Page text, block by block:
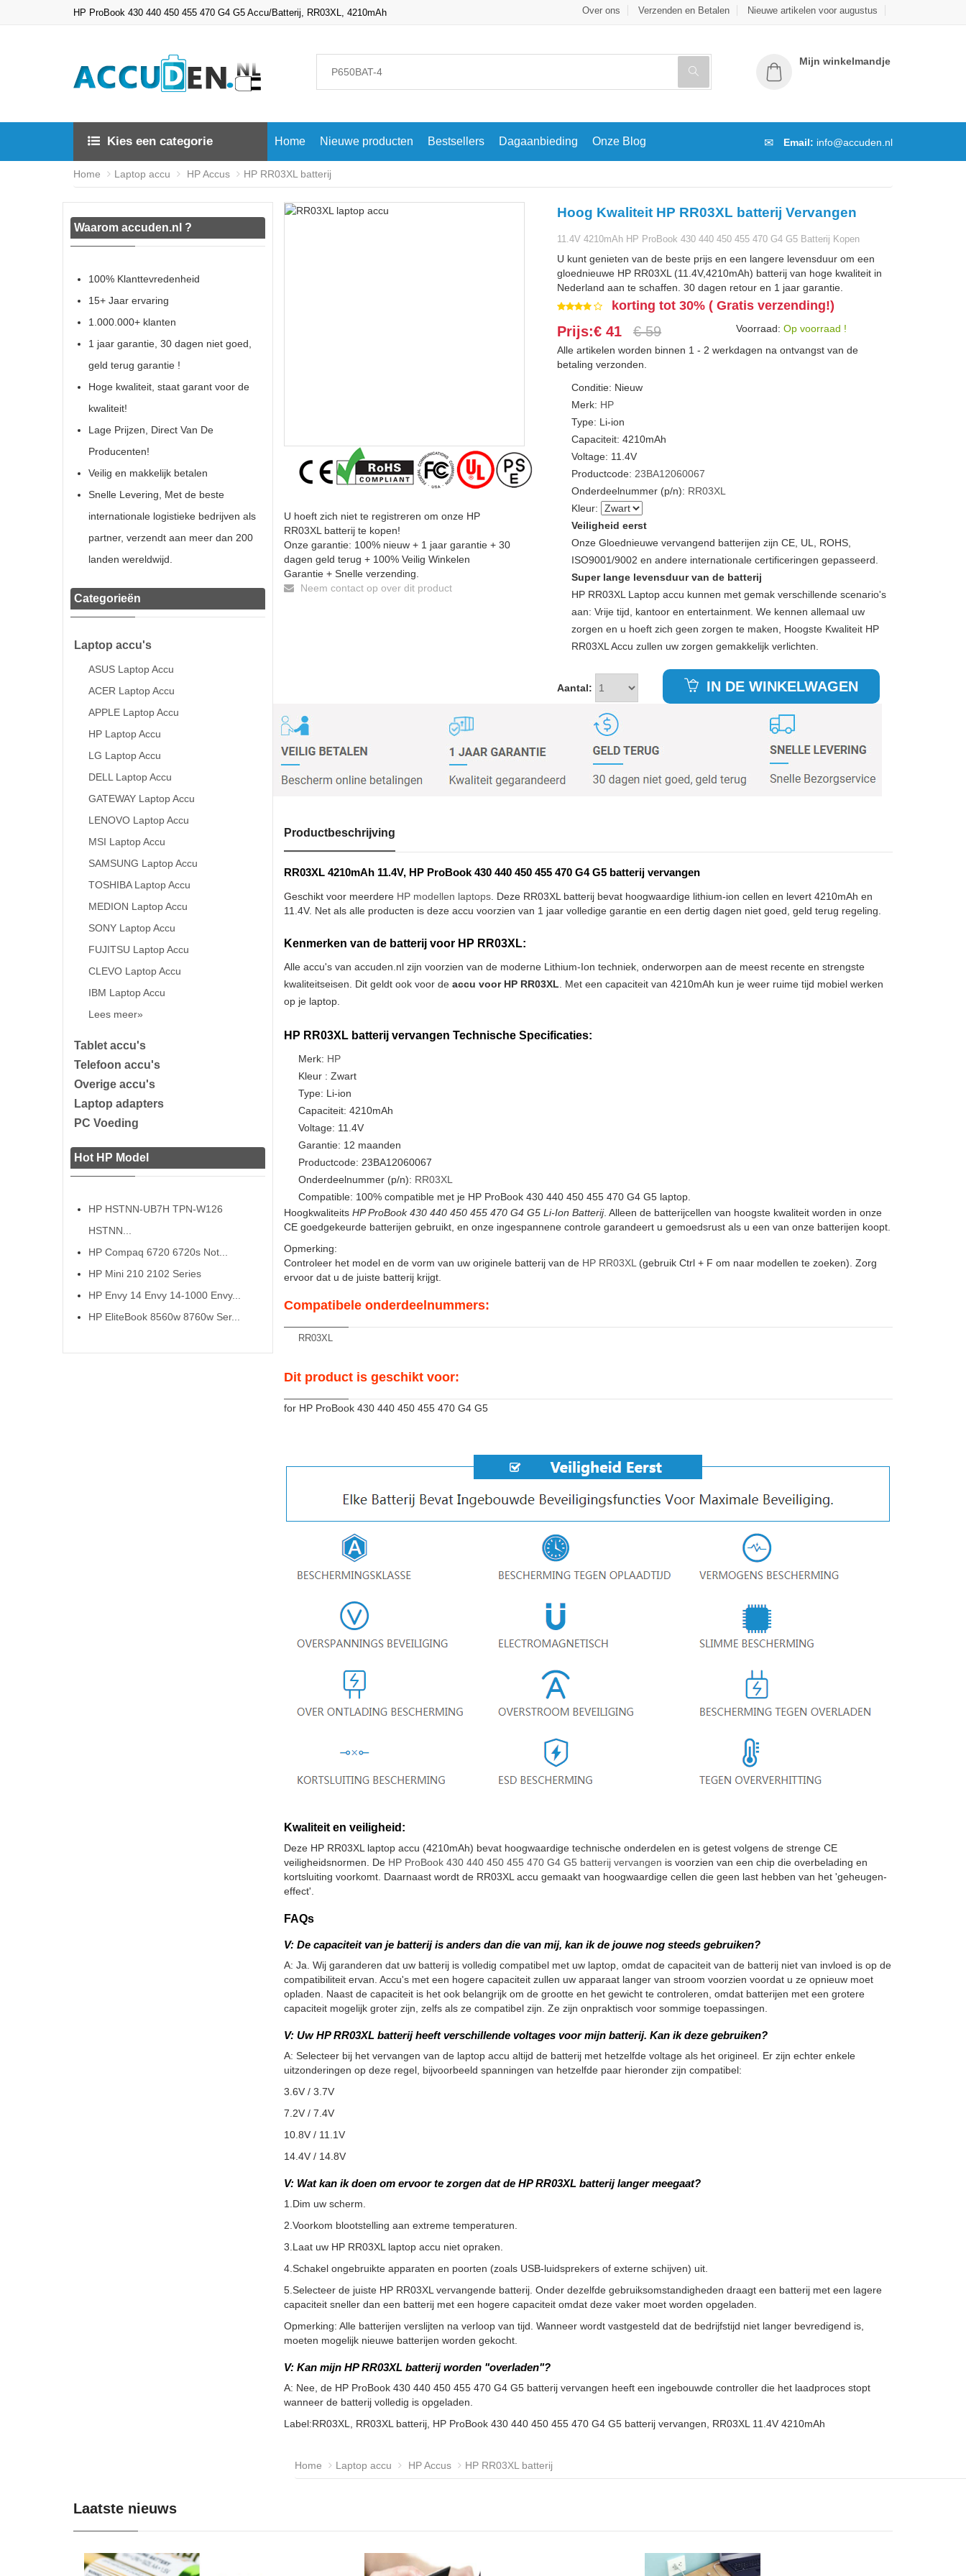
HP ProBook 430 440 450 455 470 G4 G5 Accu/Batterij, RR03XL, 4210mAh Over ons Verzenden en Betalen Nieuwe artikelen voor augustus
Mijn winkelmandje
Kies een categorie Home Nieuwe producten Bestsellers Dagaanbieding Onze Blog Email: info@accuden.nl
Home Laptop accu HP Accus HP RR03XL batterij
Waarom accuden.nl ?
100% Klanttevredenheid
15+ Jaar ervaring
1.000.000+ klanten
1 jaar garantie, 30 dagen niet goed,
geld terug garantie !
Hoge kwaliteit, staat garant voor de
kwaliteit!
Lage Prijzen, Direct Van De
Producenten!
Veilig en makkelijk betalen
Snelle Levering, Met de beste
internationale logistieke bedrijven als
partner, verzendt aan meer dan 200
landen wereldwijd.
Categorieën
Laptop accu's
ASUS Laptop Accu
ACER Laptop Accu
APPLE Laptop Accu
HP Laptop Accu
LG Laptop Accu
DELL Laptop Accu
GATEWAY Laptop Accu
LENOVO Laptop Accu
MSI Laptop Accu
SAMSUNG Laptop Accu
TOSHIBA Laptop Accu
MEDION Laptop Accu
SONY Laptop Accu
FUJITSU Laptop Accu
CLEVO Laptop Accu
IBM Laptop Accu
Lees meer»
Tablet accu's
Telefoon accu's
Overige accu's
Laptop adapters
PC Voeding
Hot HP Model
HP HSTNN-UB7H TPN-W126
HSTNN...
HP Compaq 6720 6720s Not...
HP Mini 210 2102 Series
HP Envy 14 Envy 14-1000 Envy...
HP EliteBook 8560w 8760w Ser...
U hoeft zich niet te registreren om onze HP
RR03XL batterij te kopen!
Onze garantie: 100% nieuw + 1 jaar garantie + 30
dagen geld terug + 100% Veilig Winkelen
Garantie + Snelle verzending.
Neem contact op over dit product
Hoog Kwaliteit HP RR03XL batterij Vervangen
11.4V 4210mAh HP ProBook 430 440 450 455 470 G4 G5 Batterij Kopen
U kunt genieten van de beste prijs en een langere levensduur om een
gloednieuwe HP RR03XL (11.4V,4210mAh) batterij van hoge kwaliteit in
Nederland aan te schaffen. 30 dagen retour en 1 jaar garantie.
korting tot 30% ( Gratis verzending!)
Prijs:€ 41 € 59 Voorraad: Op voorraad !
Alle artikelen worden binnen 1 - 2 werkdagen na ontvangst van de
betaling verzonden.
Conditie: Nieuw
Merk: HP
Type: Li-ion
Capaciteit: 4210mAh
Voltage: 11.4V
Productcode: 23BA12060067
Onderdeelnummer (p/n): RR03XL
Kleur:
Veiligheid eerst
Onze Gloednieuwe vervangend batterijen zijn CE, UL, ROHS,
ISO9001/9002 en andere internationale certificeringen gepasseerd.
Super lange levensduur van de batterij
HP RR03XL Laptop accu kunnen met gemak verschillende scenario's
aan: Vrije tijd, kantoor en entertainment. We kennen allemaal uw
zorgen en u hoeft zich geen zorgen te maken, Hoogste Kwaliteit HP
RR03XL Accu zullen uw zorgen gemakkelijk verlichten.
Aantal: IN DE WINKELWAGEN
Productbeschrijving
RR03XL 4210mAh 11.4V, HP ProBook 430 440 450 455 470 G4 G5 batterij vervangen
Geschikt voor meerdere HP modellen laptops. Deze RR03XL batterij bevat hoogwaardige lithium-ion cellen en levert 4210mAh en
11.4V. Net als alle producten is deze accu voorzien van 1 jaar volledige garantie en een dertig dagen niet goed, geld terug regeling.
Kenmerken van de batterij voor HP RR03XL:
Alle accu's van accuden.nl zijn voorzien van de moderne Lithium-Ion techniek, onderworpen aan de meest recente en strengste
kwaliteitseisen. Dit geldt ook voor de accu voor HP RR03XL . Met een capaciteit van 4210mAh kun je weer ruime tijd mobiel werken
op je laptop.
HP RR03XL batterij vervangen Technische Specificaties:
Merk: HP
Kleur : Zwart
Type: Li-ion
Capaciteit: 4210mAh
Voltage: 11.4V
Garantie: 12 maanden
Productcode: 23BA12060067
Onderdeelnummer (p/n): RR03XL
Compatible: 100% compatible met je HP ProBook 430 440 450 455 470 G4 G5 laptop.
Hoogkwaliteits HP ProBook 430 440 450 455 470 G4 G5 Li-Ion Batterij. Alleen de batterijcellen van hoogste kwaliteit worden in onze
CE goedgekeurde batterijen gebruikt, en onze ingespannene controle garandeert u gemoedsrust als u een van onze batterijen koopt.
Opmerking:
Controleer het model en de vorm van uw originele batterij van de HP RR03XL (gebruik Ctrl + F om naar modellen te zoeken). Zorg
ervoor dat u de juiste batterij krijgt.
Compatibele onderdeelnummers:
RR03XL
Dit product is geschikt voor:
for HP ProBook 430 440 450 455 470 G4 G5
Kwaliteit en veiligheid:
Deze HP RR03XL laptop accu (4210mAh) bevat hoogwaardige technische onderdelen en is getest volgens de strenge CE
veiligheidsnormen. De HP ProBook 430 440 450 455 470 G4 G5 batterij vervangen is voorzien van een chip die overbelading en
kortsluiting voorkomt. Daarnaast wordt de RR03XL accu gemaakt van hoogwaardige cellen die geen last hebben van het 'geheugen-
effect'.
FAQs
V: De capaciteit van je batterij is anders dan die van mij, kan ik de jouwe nog steeds gebruiken?
A: Ja. Wij garanderen dat uw batterij is volledig compatibel met uw laptop, omdat de capaciteit van de batterij niet van invloed is op de
compatibiliteit ervan. Accu's met een hogere capaciteit zullen uw apparaat langer van stroom voorzien voordat u ze opnieuw moet
opladen. Naast de capaciteit is het ook belangrijk om de grootte en het gewicht te controleren, omdat batterijen met een grotere
capaciteit mogelijk groter zijn, zelfs als ze compatibel zijn. Ze zijn onpraktisch voor sommige toepassingen.
V: Uw HP RR03XL batterij heeft verschillende voltages voor mijn batterij. Kan ik deze gebruiken?
A: Selecteer bij het vervangen van de laptop accu altijd de batterij met hetzelfde voltage als het origineel. Er zijn echter enkele
uitzonderingen op deze regel, bijvoorbeeld spanningen van hetzelfde paar hieronder zijn compatibel:
3.6V / 3.7V
7.2V / 7.4V
10.8V / 11.1V
14.4V / 14.8V
V: Wat kan ik doen om ervoor te zorgen dat de HP RR03XL batterij langer meegaat?
1.Dim uw scherm.
2.Voorkom blootstelling aan extreme temperaturen.
3.Laat uw HP RR03XL laptop accu niet opraken.
4.Schakel ongebruikte apparaten en poorten (zoals USB-luidsprekers of externe schijven) uit.
5.Selecteer de juiste HP RR03XL vervangende batterij. Onder dezelfde gebruiksomstandigheden draagt een batterij met een lagere
capaciteit sneller dan een batterij met een hogere capaciteit omdat deze vaker moet worden opgeladen.
Opmerking: Alle batterijen verslijten na verloop van tijd. Wanneer wordt vastgesteld dat de bedrijfstijd niet langer bevredigend is,
moeten mogelijk nieuwe batterijen worden gekocht.
V: Kan mijn HP RR03XL batterij worden "overladen"?
A: Nee, de HP ProBook 430 440 450 455 470 G4 G5 batterij vervangen heeft een ingebouwde controller die het laadproces stopt
wanneer de batterij volledig is opgeladen.
Label:RR03XL, RR03XL batterij, HP ProBook 430 440 450 455 470 G4 G5 batterij vervangen, RR03XL 11.4V 4210mAh
Home Laptop accu HP Accus HP RR03XL batterij
Laatste nieuws